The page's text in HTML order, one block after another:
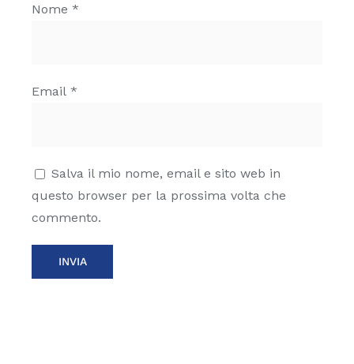
Nome *
Email *
Salva il mio nome, email e sito web in
questo browser per la prossima volta che
commento.